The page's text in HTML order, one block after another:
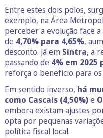
Entre estes dois polos,
exemplo, na Área
perceber a evolução face a
de 4,70% para 4,65%,
desconto. Já em Sintra, a
passando de 4% em 2025
reforça o benefício para
Em sentido inverso, há
como Cascais (4,50%)e
embora existam ajustes
opta por pequenas
política fiscal local.